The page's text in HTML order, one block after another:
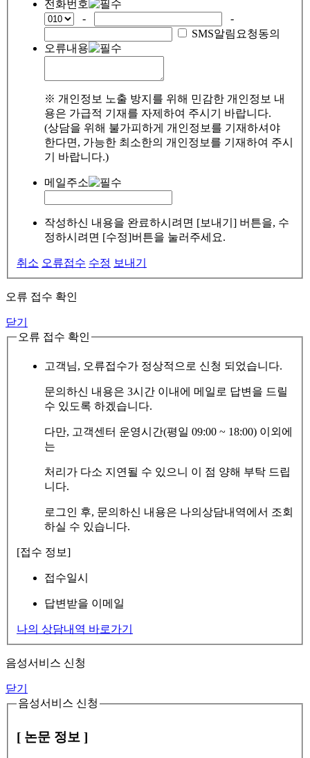
전화번호
-
-
SMS알림요청동의
오류내용
※ 개인정보 노출 방지를 위해 민감한 개인정보 내
용은 가급적 기재를 자제하여 주시기 바랍니다.
(상담을 위해 불가피하게 개인정보를 기재하셔야
한다면, 가능한 최소한의 개인정보를 기재하여 주시
기 바랍니다.)
메일주소
작성하신 내용을 완료하시려면 [보내기] 버튼을, 수
정하시려면 [수정]버튼을 눌러주세요.
취소 오류접수 수정 보내기
오류 접수 확인
닫기
오류 접수 확인
고객님, 오류접수가 정상적으로 신청 되었습니다.
문의하신 내용은 3시간 이내에 메일로 답변을 드릴
수 있도록 하겠습니다.
다만, 고객센터 운영시간(평일 09:00 ~ 18:00) 이외에
는
처리가 다소 지연될 수 있으니 이 점 양해 부탁 드립
니다.
로그인 후, 문의하신 내용은 나의상담내역에서 조회
하실 수 있습니다.
[접수 정보]
접수일시
답변받을 이메일
나의 상담내역 바로가기
음성서비스 신청
닫기
음성서비스 신청
[ 논문 정보 ]